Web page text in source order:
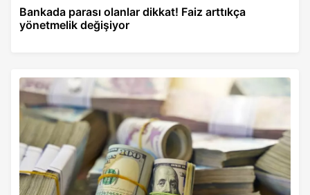
Bankada parası olanlar dikkat! Faiz arttıkça
yönetmelik değişiyor